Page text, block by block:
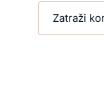
Zatraži